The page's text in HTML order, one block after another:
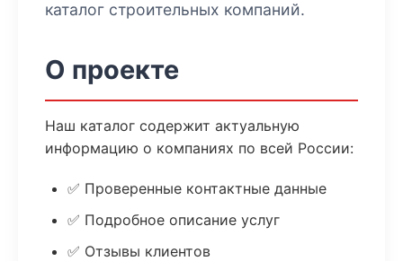
каталог строительных компаний.
О проекте
Наш каталог содержит актуальную
информацию о компаниях по всей России:
✅ Проверенные контактные данные
✅ Подробное описание услуг
✅ Отзывы клиентов